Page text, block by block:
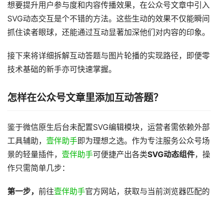
想要提升用户参与度和内容传播效果，在公众号文章中引入
SVG动态交互是个不错的方法。这些生动的效果不仅能瞬间
抓住读者眼球，还能通过互动显著加深他们对内容的印象。
接下来将详细拆解互动答题与图片轮播的实现路径，即便零
技术基础的新手亦可快速掌握。
怎样在公众号文章里添加互动答题？
鉴于微信原生后台未配置SVG编辑模块，运营者需依赖外部
工具辅助， 壹伴助手即为理想之选。作为专注服务公众号场
景的轻量插件， 壹伴助手可便捷产出各类SVG动态组件，操
作只需简单几步：
第一步， 前往壹伴助手官方网站，获取与当前浏览器匹配的